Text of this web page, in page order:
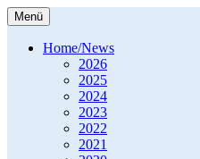
WEWASC e.V.
Shepherd Club e.V.
Menü Zum
Inhalt
springen
Home/News
2026
2025
2024
2023
2022
2021